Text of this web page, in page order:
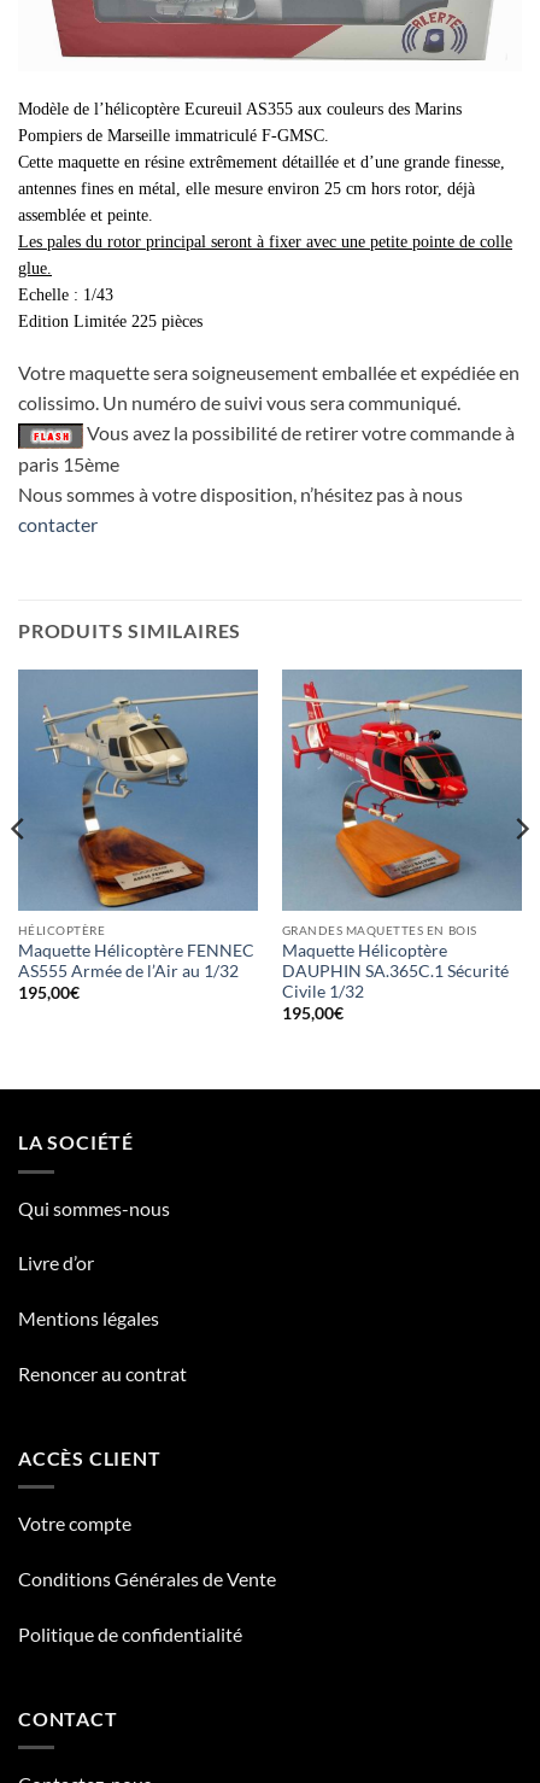
Modèle de l’hélicoptère Ecureuil AS355 aux couleurs des Marins
Pompiers de Marseille immatriculé F-GMSC.
Cette maquette en résine extrêmement détaillée et d’une grande finesse,
antennes fines en métal, elle mesure environ 25 cm hors rotor, déjà
assemblée et peinte.
Les pales du rotor principal seront à fixer avec une petite pointe de colle
glue.
Echelle : 1/43
Edition Limitée 225 pièces
Votre maquette sera soigneusement emballée et expédiée en
colissimo. Un numéro de suivi vous sera communiqué.
Vous avez la possibilité de retirer votre commande à
paris 15ème
Nous sommes à votre disposition, n’hésitez pas à nous
contacter
PRODUITS SIMILAIRES
HÉLICOPTÈRE
Maquette Hélicoptère FENNEC
AS555 Armée de l’Air au 1/32
195,00€
GRANDES MAQUETTES EN BOIS
Maquette Hélicoptère
DAUPHIN SA.365C.1 Sécurité
Civile 1/32
195,00€
LA SOCIÉTÉ
Qui sommes-nous
Livre d’or
Mentions légales
Renoncer au contrat
ACCÈS CLIENT
Votre compte
Conditions Générales de Vente
Politique de confidentialité
CONTACT